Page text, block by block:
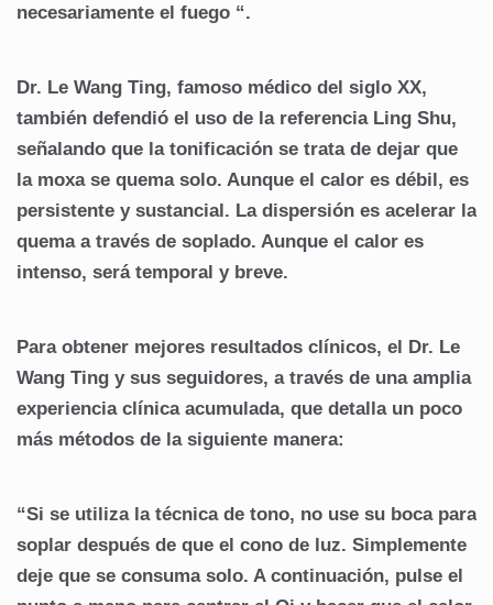
necesariamente el fuego “.
Dr. Le Wang Ting, famoso médico del siglo XX,
también defendió el uso de la referencia Ling Shu,
señalando que la tonificación se trata de dejar que
la moxa se quema solo. Aunque el calor es débil, es
persistente y sustancial. La dispersión es acelerar la
quema a través de soplado. Aunque el calor es
intenso, será temporal y breve.
Para obtener mejores resultados clínicos, el Dr. Le
Wang Ting y sus seguidores, a través de una amplia
experiencia clínica acumulada, que detalla un poco
más métodos de la siguiente manera:
“Si se utiliza la técnica de tono, no use su boca para
soplar después de que el cono de luz. Simplemente
deje que se consuma solo. A continuación, pulse el